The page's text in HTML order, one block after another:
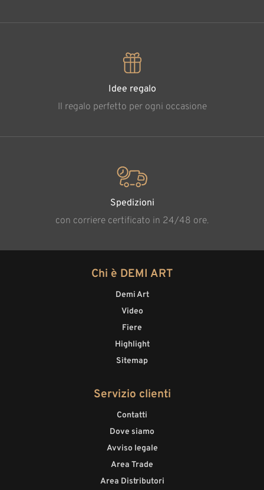
Idee regalo
Il regalo perfetto per ogni occasione
Spedizioni
con corriere certificato in 24/48 ore.
Chi è DEMI ART
Demi Art
Video
Fiere
Highlight
Sitemap
Servizio clienti
Contatti
Dove siamo
Avviso legale
Area Trade
Area Distributori